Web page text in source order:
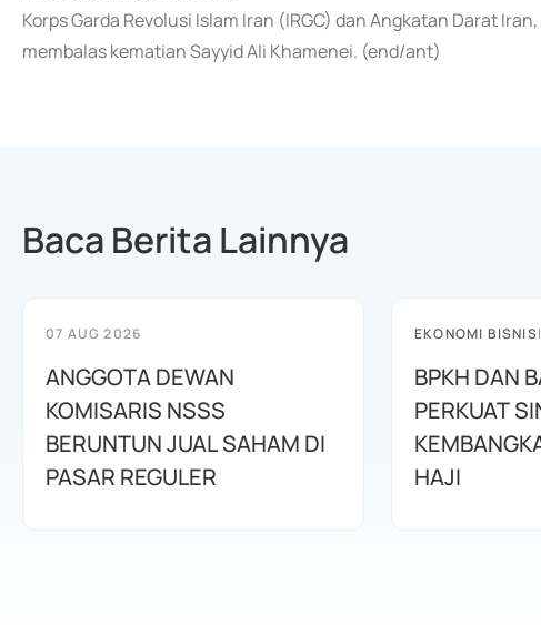
Korps Garda Revolusi Islam Iran (IRGC) dan Angkatan Darat
membalas kematian Sayyid Ali Khamenei. (end/ant)
Baca Berita Lainnya
07 AUG 2026
ANGGOTA DEWAN
KOMISARIS NSSS
BERUNTUN JUAL SAHAM DI
PASAR REGULER
EKONOMI BISNIS|
BPKH DAN
PERKUAT
HAJI